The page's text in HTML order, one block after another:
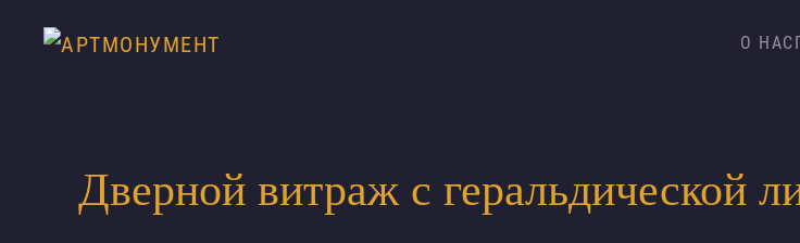
О НАС
Дверной витраж с геральдической